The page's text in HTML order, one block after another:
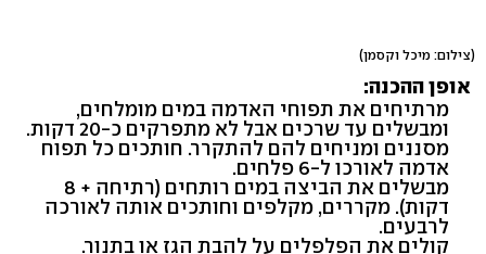
(צילום: מיכל וקסמן)
אופן ההכנה:
מרתיחים את תפוחי האדמה במים מומלחים,
ומבשלים עד שרכים אבל לא מתפרקים כ-20 דקות.
מסננים ומניחים להם להתקרר. חותכים כל תפוח
אדמה לאורכו ל-6 פלחים.
מבשלים את הביצה במים רותחים (רתיחה + 8
דקות). מקררים, מקלפים וחותכים אותה לאורכה
לרבעים.
קולים את הפלפלים על להבת הגז או בתנור.